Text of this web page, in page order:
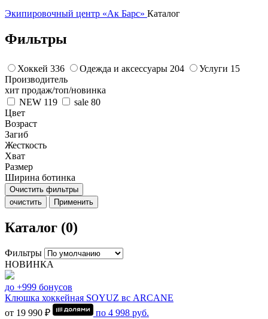
Экипировочный центр «Ак Барс» Каталог
Фильтры
Хоккей 336 Одежда и аксессуары 204 Услуги 15
Производитель
хит продаж/топ/новинка
NEW 119 sale 80
Цвет
Возраст
Загиб
Жесткость
Хват
Размер
Ширина ботинка
Очистить фильтры
очистить
Применить
Каталог (0)
Фильтры
НОВИНКА
до +999 бонусов
Клюшка хоккейная SOYUZ вс ARCANE
от 19 990 ₽
по 4 998 руб.